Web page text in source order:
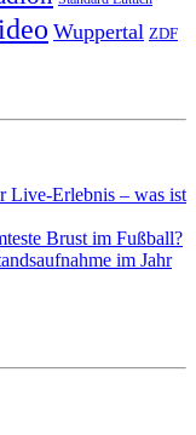
Wuppertal ZDF
Live-Erlebnis – was ist
Brust im Fußball?
im Jahr